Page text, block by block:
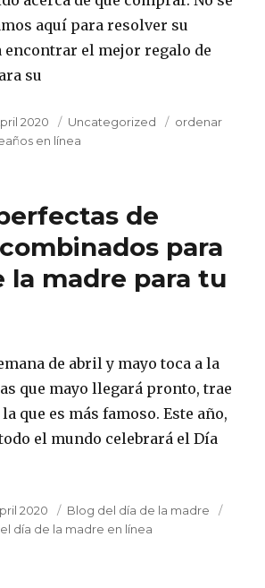
aquí para resolver su
encontrar el mejor regalo de
su
2020 Category
Uncategorized Tags
ordenar
en línea
de
para
la madre para tu
de abril y mayo toca a la
que mayo llegará pronto, trae
que es más famoso. Este año,
el mundo celebrará el Día
2020 Category
Blog del día de la madre
día de la madre en línea